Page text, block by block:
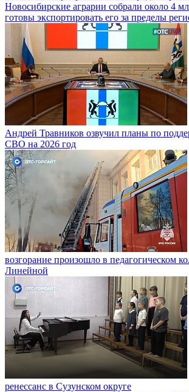
Новосибирские аграрии собрали около 4
готовы экспортировать его за пределы
Андрей Травников озвучил планы по
СВО на 2026 год
возгорание произошло в педагогическом
Линейной
ренессанс в Сузунском округе